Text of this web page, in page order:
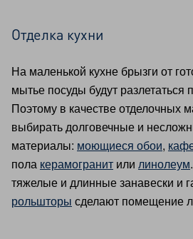
Отделка кухни
На маленькой кухне брызги от
мытье посуды будут
Поэтому в качестве отделочных
выбирать долговечные и
материалы: моющиеся обои,
пола керамогранит или линолеум
тяжелые и длинные занавески и
рольшторы сделают помещение